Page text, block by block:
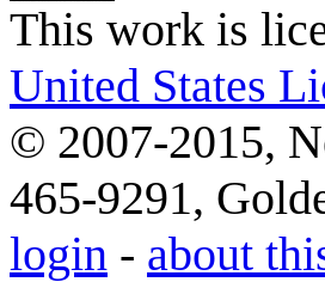
This work is
United States
© 2007-2015,
465-9291,
login - about